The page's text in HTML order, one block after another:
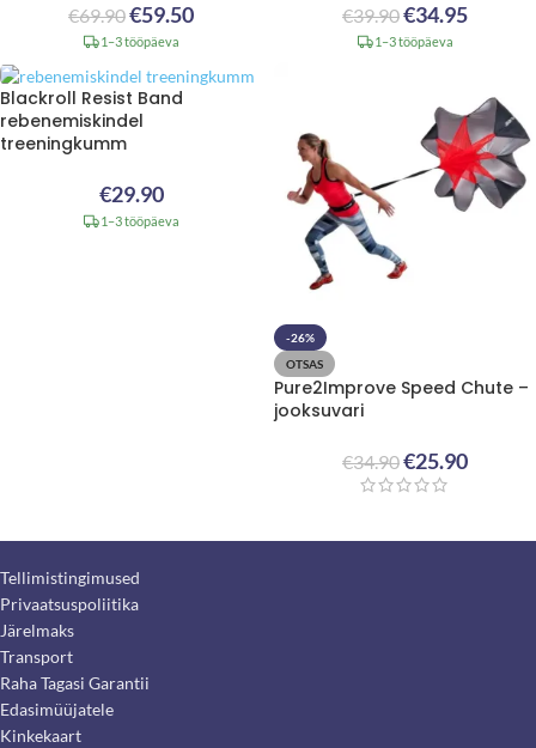
€69.90€59.50
1–3 tööpäeva
€39.90€34.95
1–3 tööpäeva
Blackroll Resist Band
rebenemiskindel
treeningkumm
€29.90
1–3 tööpäeva
-26%
OTSAS
Pure2Improve Speed Chute –
jooksuvari
€34.90€25.90
Tellimistingimused
Privaatsuspoliitika
Järelmaks
Transport
Raha Tagasi Garantii
Edasimüüjatele
Kinkekaart